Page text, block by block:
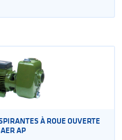
À ROUE OUVERTE
AP